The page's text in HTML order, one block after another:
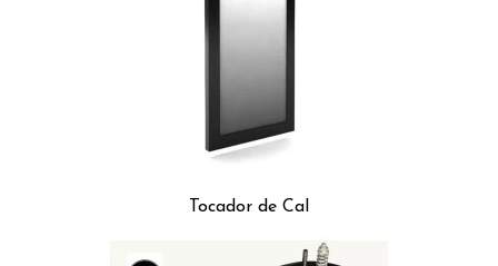
Tocador de Cal